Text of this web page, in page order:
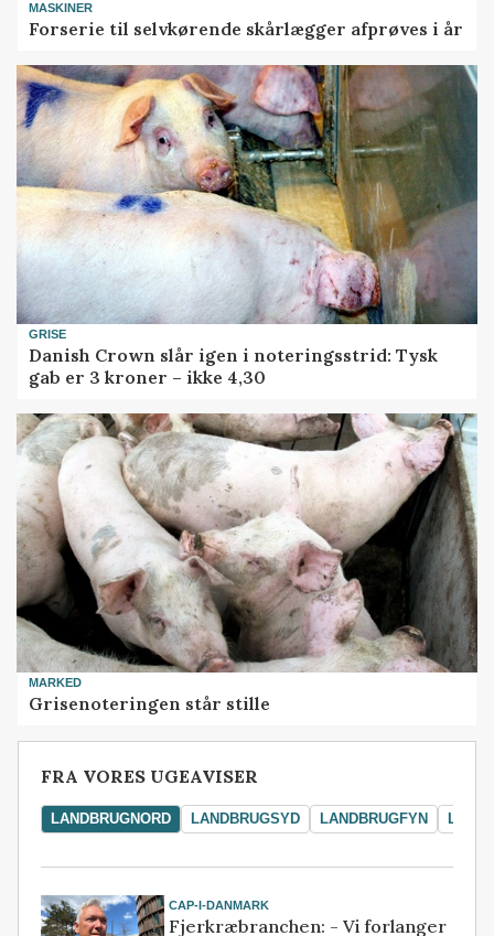
MASKINER
Forserie til selvkørende skårlægger afprøves i år
GRISE
Danish Crown slår igen i noteringsstrid: Tysk
gab er 3 kroner – ikke 4,30
MARKED
Grisenoteringen står stille
FRA VORES UGEAVISER
LANDBRUGNORD LANDBRUGSYD LANDBRUGFYN
CAP-I-DANMARK
Fjerkræbranchen: - Vi forlanger